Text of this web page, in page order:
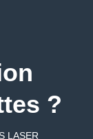
?
LASER